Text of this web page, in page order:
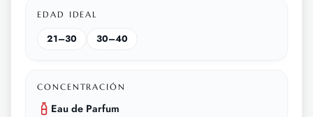
EDAD IDEAL
21–30 30–40
CONCENTRACIÓN
Eau de Parfum